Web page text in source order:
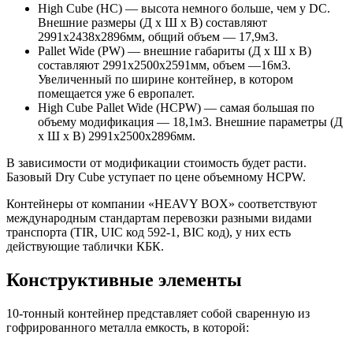
High Cube (HC) — высота немного больше, чем у DC.
Внешние размеры (Д х Ш х В) составляют
2991х2438х2896мм, общий объем — 17,9м3.
Pallet Wide (PW) — внешние габариты (Д х Ш х В)
составляют 2991х2500х2591мм, объем —16м3.
Увеличенный по ширине контейнер, в котором
помещается уже 6 европалет.
High Cube Pallet Wide (HCPW) — самая большая по
объему модификация — 18,1м3. Внешние параметры (Д
х Ш х В) 2991х2500х2896мм.
В зависимости от модификации стоимость будет расти.
Базовый Dry Cube уступает по цене объемному HCPW.
Контейнеры от компании «HEAVY BOX» соответствуют
международным стандартам перевозки разными видами
транспорта (TIR, UIC код 592-1, BIC код), у них есть
действующие таблички КБК.
Конструктивные элементы
10-тонный контейнер представляет собой сваренную из
гофрированного металла емкость, в которой: